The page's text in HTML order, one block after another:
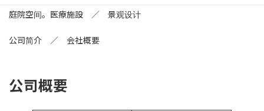
庭院空间。医療施設 ／ 景观设计
公司简介 ／ 会社概要
公司概要